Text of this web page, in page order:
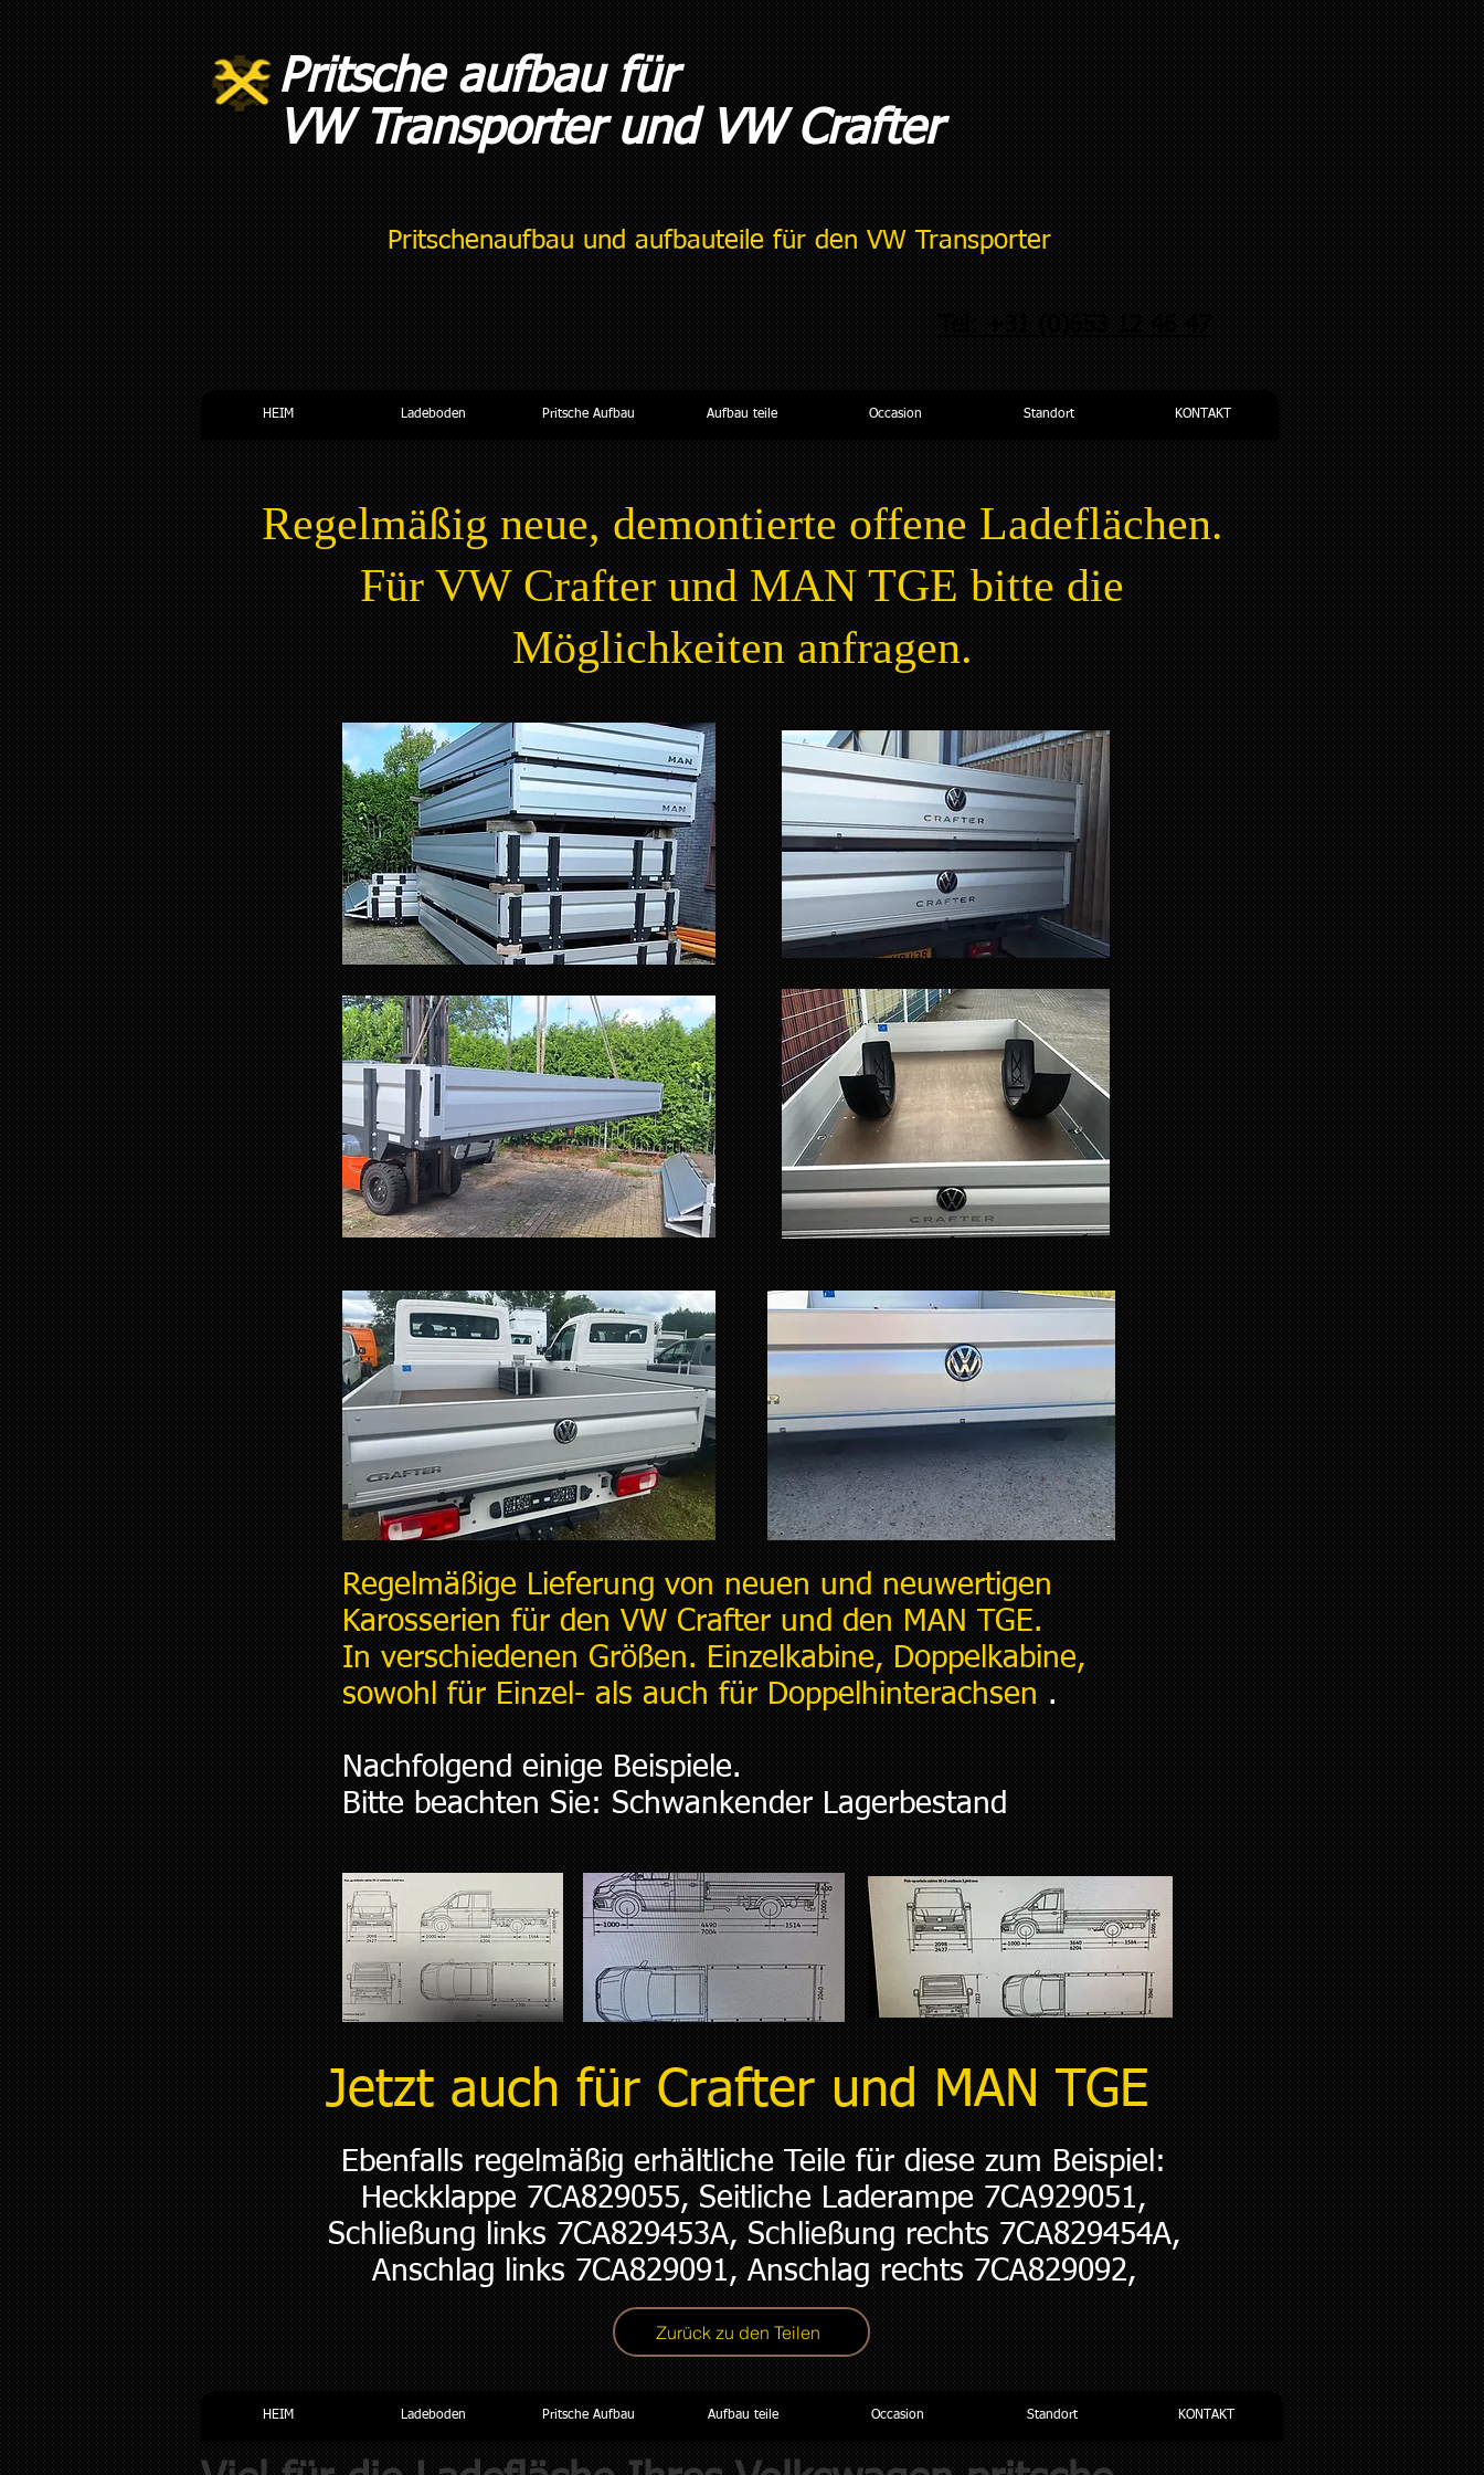
Pritsche aufbau für
VW Transporter und VW Crafter
Pritschenaufbau und aufbauteile für den VW Transporter
HEIM Ladeboden Pritsche Aufbau Aufbau teile Occasion Standort KONTAKT
Regelmäßig neue, demontierte offene Ladeflächen.
Für VW Crafter und MAN TGE bitte die
Möglichkeiten anfragen.
Regelmäßige Lieferung von neuen und neuwertigen
Karosserien für den VW Crafter und den MAN TGE.
In verschiedenen Größen. Einzelkabine, Doppelkabine,
sowohl für Einzel- als auch für Doppelhinterachsen .
Nachfolgend einige Beispiele.
Bitte beachten Sie: Schwankender Lagerbestand
Jetzt auch für Crafter und MAN TGE
Ebenfalls regelmäßig erhältliche Teile für diese zum Beispiel:
Heckklappe 7CA829055, Seitliche Laderampe 7CA929051,
Schließung links 7CA829453A, Schließung rechts 7CA829454A,
Anschlag links 7CA829091, Anschlag rechts 7CA829092,
Zurück zu den Teilen
HEIM Ladeboden Pritsche Aufbau Aufbau teile Occasion Standort KONTAKT